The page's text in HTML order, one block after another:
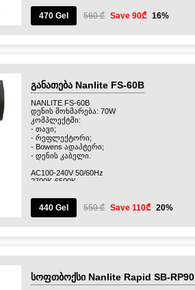
470 Gel 560 ₾ Save 90₾ 16%
განათება Nanlite FS-60B
NANLITE FS-60B
დენის მოხმარება: 70W
კომპლექტში:
- თავი;
- რეფლექტორი;
- Bowens ადაპტერი;
- დენის კაბელი.
AC100-240V 50/60Hz
2700K-6500K
დიმერი 0-100%
Control
On-board , 2.4G, Bluetooth, NANLINK APP
Explosion and Welding.
440 Gel 550 ₾ Save 110₾ 20%
სოფთბოქსი Nanlite Rapid SB-RP90